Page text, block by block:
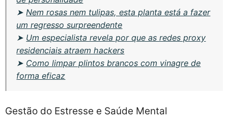
➤ Nem rosas nem tulipas, esta planta está a fazer
um regresso surpreendente
➤ Um especialista revela por que as redes proxy
residenciais atraem hackers
➤ Como limpar plintos brancos com vinagre de
forma eficaz
Gestão do Estresse e Saúde Mental